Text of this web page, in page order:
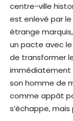
centre-ville
est enlevé par
étrange
un pacte avec
de transformer
immédiatement
son homme de
comme appât
s’échappe,